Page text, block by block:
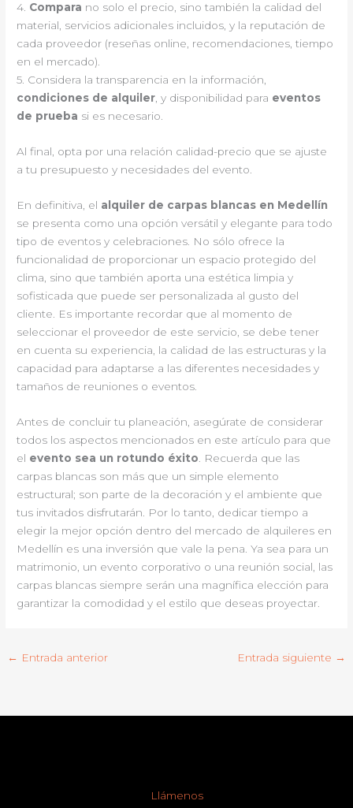
4. Compara no solo el precio, sino también la calidad del
material, servicios adicionales incluidos, y la reputación de
cada proveedor (reseñas online, recomendaciones, tiempo
en el mercado).
5. Considera la transparencia en la información,
condiciones de alquiler , y disponibilidad para eventos
de prueba si es necesario.
Al final, opta por una relación calidad-precio que se ajuste
a tu presupuesto y necesidades del evento.
En definitiva, el alquiler de carpas blancas en Medellín
se presenta como una opción versátil y elegante para todo
tipo de eventos y celebraciones. No sólo ofrece la
funcionalidad de proporcionar un espacio protegido del
clima, sino que también aporta una estética limpia y
sofisticada que puede ser personalizada al gusto del
cliente. Es importante recordar que al momento de
seleccionar el proveedor de este servicio, se debe tener
en cuenta su experiencia, la calidad de las estructuras y la
capacidad para adaptarse a las diferentes necesidades y
tamaños de reuniones o eventos.
Antes de concluir tu planeación, asegúrate de considerar
todos los aspectos mencionados en este artículo para que
el evento sea un rotundo éxito . Recuerda que las
carpas blancas son más que un simple elemento
estructural; son parte de la decoración y el ambiente que
tus invitados disfrutarán. Por lo tanto, dedicar tiempo a
elegir la mejor opción dentro del mercado de alquileres en
Medellín es una inversión que vale la pena. Ya sea para un
matrimonio, un evento corporativo o una reunión social, las
carpas blancas siempre serán una magnífica elección para
garantizar la comodidad y el estilo que deseas proyectar.
← Entrada anterior Entrada siguiente →
Llámenos